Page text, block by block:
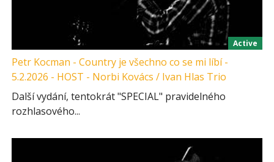
Active
Petr Kocman - Country je všechno co se mi líbí -
5.2.2026 - HOST - Norbi Kovács / Ivan Hlas Trio
Další vydání, tentokrát "SPECIAL" pravidelného
rozhlasového...